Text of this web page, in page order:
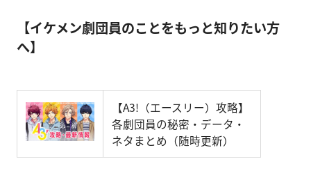
【イケメン劇団員のことをもっと知りたい方
へ】
【A3!（エースリー）攻略】
各劇団員の秘密・データ・
ネタまとめ（随時更新）